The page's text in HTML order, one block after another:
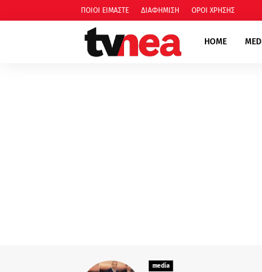
ΠΟΙΟΙ ΕΙΜΑΣΤΕ ΔΙΑΦΗΜΙΣΗ ΟΡΟΙ ΧΡΗΣΗΣ
HOME
media